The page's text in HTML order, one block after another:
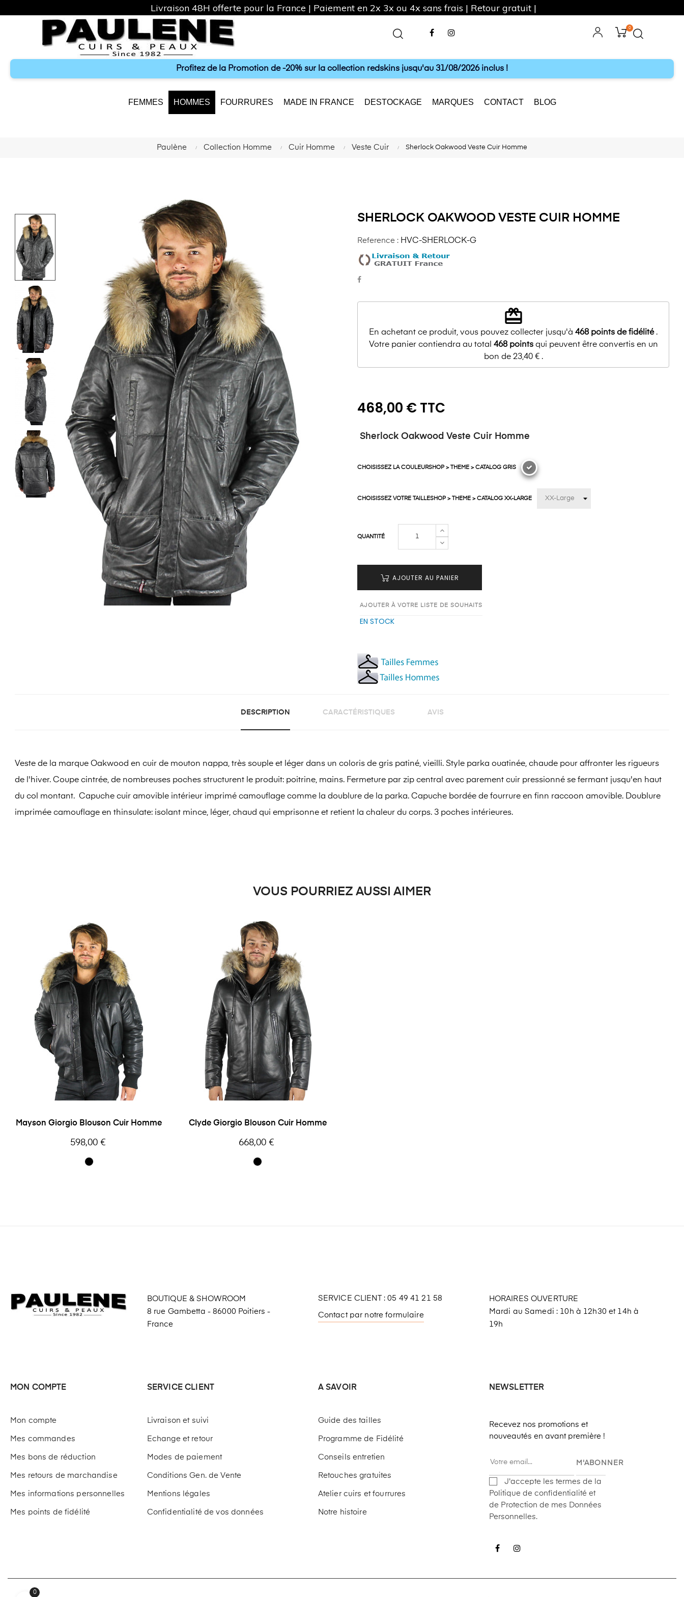
Facebook
0
Profitez de la Promotion de -20% sur la collection redskins jusqu'au 31/08/2026 inclus !
FEMMES HOMMES FOURRURES MADE IN FRANCE DESTOCKAGE MARQUES CONTACT BLOG
Paulène Collection Homme Cuir Homme Veste Cuir Sherlock Oakwood Veste Cuir Homme
SHERLOCK OAKWOOD VESTE CUIR HOMME
Reference : HVC-SHERLOCK-G
redeem
En achetant ce produit, vous pouvez collecter jusqu'à 468 points de fidélité.
Votre panier contiendra au total 468pointsqui peuvent être convertis en un
bon de 23,40 €.
468,00 € TTC
Sherlock Oakwood Veste Cuir Homme
CHOISISSEZ LA COULEURSHOP > THEME > CATALOG GRIS
CHOISISSEZ VOTRE TAILLESHOP > THEME > CATALOG XX-LARGE
QUANTITÉ
AJOUTER AU PANIER
AJOUTER À VOTRE LISTE DE SOUHAITS
EN STOCK
DESCRIPTION CARACTÉRISTIQUES AVIS
Veste de la marque Oakwood en cuir de mouton nappa, très souple et léger dans un coloris de gris patiné, vieilli. Style parka ouatinée, chaude pour affronter les rigueurs
de l'hiver. Coupe cintrée, de nombreuses poches structurent le produit: poitrine, mains. Fermeture par zip central avec parement cuir pressionné se fermant jusqu'en haut
du col montant. Capuche cuir amovible intérieur imprimé camouflage comme la doublure de la parka. Capuche bordée de fourrure en finn raccoon amovible. Doublure
imprimée camouflage en thinsulate: isolant mince, léger, chaud qui emprisonne et retient la chaleur du corps. 3 poches intérieures.
VOUS POURRIEZ AUSSI AIMER
Mayson Giorgio Blouson Cuir Homme
Prix
598,00 €
Clyde Giorgio Blouson Cuir Homme
Prix
668,00 €
BOUTIQUE & SHOWROOM
8 rue Gambetta - 86000 Poitiers -
France
SERVICE CLIENT : 05 49 41 21 58
Contact par notre formulaire
HORAIRES OUVERTURE
Mardi au Samedi : 10h à 12h30 et 14h à
19h
MON COMPTE
Mon compte
Mes commandes
Mes bons de réduction
Mes retours de marchandise
Mes informations personnelles
Mes points de fidélité
SERVICE CLIENT
Livraison et suivi
Echange et retour
Modes de paiement
Conditions Gen. de Vente
Mentions légales
Confidentialité de vos données
A SAVOIR
Guide des tailles
Programme de Fidélité
Conseils entretien
Retouches gratuites
Atelier cuirs et fourrures
Notre histoire
NEWSLETTER
Recevez nos promotions et
nouveautés en avant première !
M'ABONNER
J'accepte les termes de la
Politique de confidentialité et
de Protection de mes Données
Personnelles.
Facebook
0
Livraison 48H offerte pour la France | Paiement en 2x 3x ou 4x sans frais | Retour gratuit |